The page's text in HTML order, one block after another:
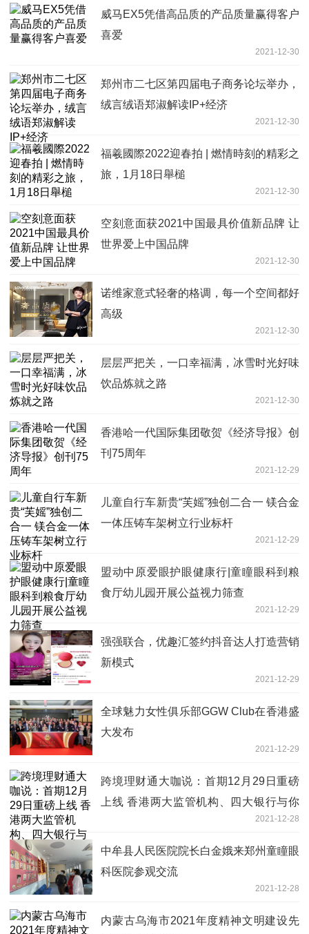
威马EX5凭借高品质的产品质量赢得客户
喜爱
2021-12-30
郑州市二七区第四届电子商务论坛举办，
绒言绒语郑淑解读IP+经济
2021-12-30
福羲國際2022迎春拍 | 燃情時刻的精彩之
旅，1月18日舉槌
2021-12-30
空刻意面获2021中国最具价值新品牌 让
世界爱上中国品牌
2021-12-30
诺维家意式轻奢的格调，每一个空间都好
高级
2021-12-30
层层严把关，一口幸福满，冰雪时光好味
饮品炼就之路
2021-12-30
香港哈一代国际集团敬贺《经济导报》创
刊75周年
2021-12-29
儿童自行车新贵“芙媱”独创二合一 镁合金
一体压铸车架树立行业标杆
2021-12-29
盟动中原爱眼护眼健康行|童瞳眼科到粮
食厅幼儿园开展公益视力筛查
2021-12-29
强强联合，优趣汇签约抖音达人打造营销
新模式
2021-12-29
全球魅力女性俱乐部GGW Club在香港盛
大发布
2021-12-29
跨境理财通大咖说：首期12月29日重磅
上线 香港两大监管机构、四大银行与你
2021-12-28
中牟县人民医院院长白金娥来郑州童瞳眼
科医院参观交流
2021-12-28
内蒙古乌海市2021年度精神文明建设先